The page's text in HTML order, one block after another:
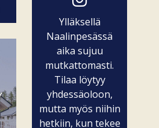
Ylläksellä
Naalinpesässä
aika sujuu
mutkattomasti.
Tilaa löytyy
yhdessäoloon,
mutta myös niihin
hetkiin, kun tekee